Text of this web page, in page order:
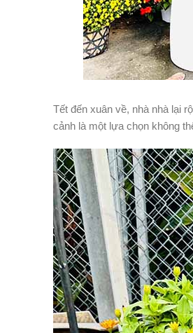
Tết đến xuân về, nhà nhà lại
cảnh là một lựa chọn không